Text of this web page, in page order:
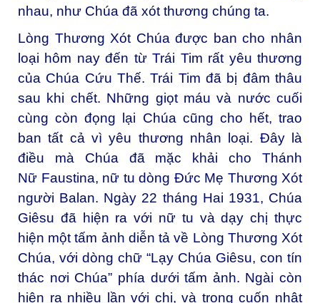
nhau, như Chúa đã xót thương chúng ta.
Lòng Thương Xót Chúa được ban cho nhân
loại hôm nay đến từ Trái Tim rất yêu thương
của Chúa Cứu Thế. Trái Tim đã bị đâm thâu
sau khi chết. Những giọt máu và nước cuối
cùng còn đọng lại Chúa cũng cho hết, trao
ban tất cả vì yêu thương nhân loại. Đây là
điều mà Chúa đã mặc khải cho Thánh
Nữ Faustina, nữ tu dòng Đức Mẹ Thương Xót
người Balan. Ngày 22 tháng Hai 1931, Chúa
Giêsu đã hiện ra với nữ tu và dạy chị thực
hiện một tấm ảnh diễn tả về Lòng Thương Xót
Chúa, với dòng chữ “Lạy Chúa Giêsu, con tín
thác nơi Chúa” phía dưới tấm ảnh. Ngài còn
hiện ra nhiều lần với chị, và trong cuốn nhật